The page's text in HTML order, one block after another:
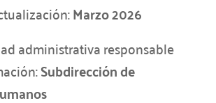
Marzo 2026
administrativa responsable
Subdirección de